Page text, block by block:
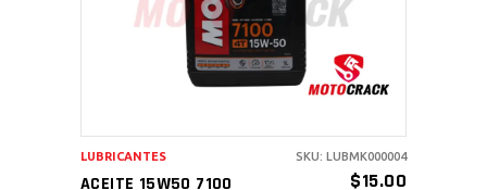
ACEITE 15W50 7100
$15.00
LUBRICANTES SKU: LUBMK000004